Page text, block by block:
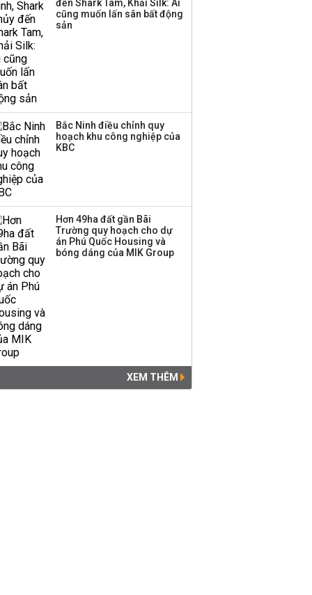
đến Shark Tam, Khải Silk: Ai
cũng muốn lấn sân bất động
sản
Bắc Ninh điều chỉnh quy
hoạch khu công nghiệp của
KBC
Hơn 49ha đất gần Bãi
Trường quy hoạch cho dự
án Phú Quốc Housing và
bóng dáng của MIK Group
XEM THÊM